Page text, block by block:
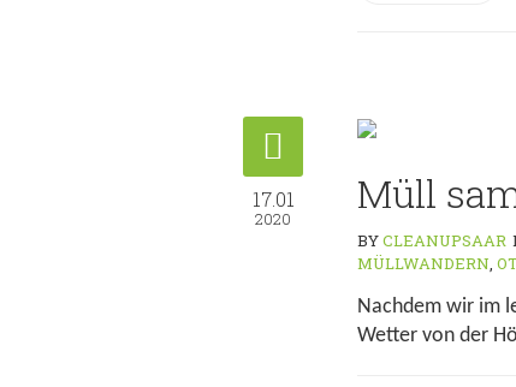
17.01
2020 Müll
BYCLEANUPSAAR
MÜLLWANDERN,
Nachdem wir im
Wetter von der